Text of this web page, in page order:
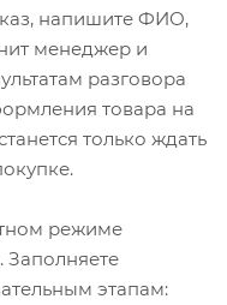
напишите ФИО,
менеджер и
разговора
товара на
только ждать
режиме
этапам: